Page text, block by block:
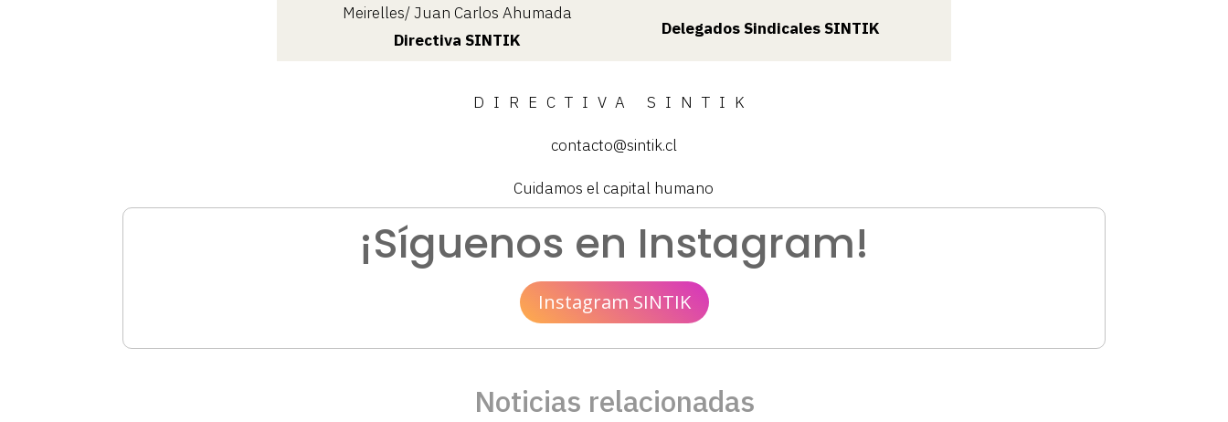
Meirelles/ Juan Carlos Ahumada
Directiva SINTIK
Delegados Sindicales SINTIK
DIRECTIVA SINTIK
contacto@sintik.cl
Cuidamos el capital humano
¡Síguenos en Instagram!
Instagram SINTIK
Noticias relacionadas